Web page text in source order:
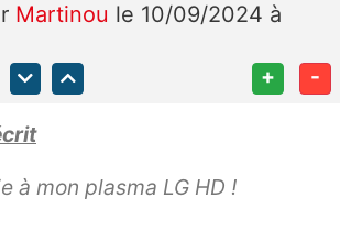
Martinou le 10/09/2024 à
+ -
à mon plasma LG HD !